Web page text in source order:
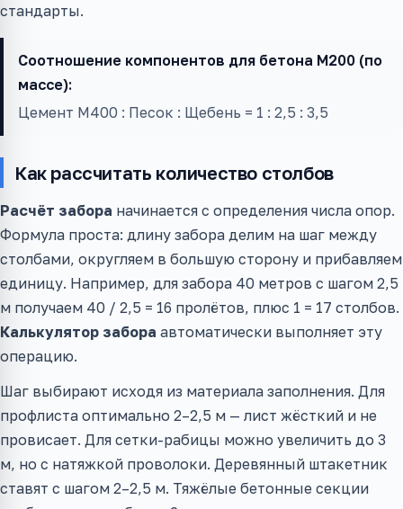
стандарты.
Соотношение компонентов для бетона М200 (по
массе):
Цемент М400 : Песок : Щебень = 1 : 2,5 : 3,5
Как рассчитать количество столбов
Расчёт забора начинается с определения числа опор.
Формула проста: длину забора делим на шаг между
столбами, округляем в большую сторону и прибавляем
единицу. Например, для забора 40 метров с шагом 2,5
м получаем 40 / 2,5 = 16 пролётов, плюс 1 = 17 столбов.
Калькулятор забора автоматически выполняет эту
операцию.
Шаг выбирают исходя из материала заполнения. Для
профлиста оптимально 2–2,5 м — лист жёсткий и не
провисает. Для сетки-рабицы можно увеличить до 3
м, но с натяжкой проволоки. Деревянный штакетник
ставят с шагом 2–2,5 м. Тяжёлые бетонные секции